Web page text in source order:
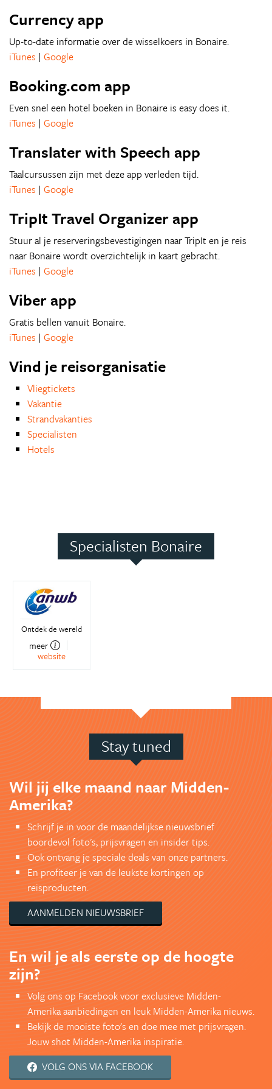
Currency app
Up-to-date informatie over de wisselkoers in Bonaire.
iTunes | Google
Booking.com app
Even snel een hotel boeken in Bonaire is easy does it.
iTunes | Google
Translater with Speech app
Taalcursussen zijn met deze app verleden tijd.
iTunes | Google
TripIt Travel Organizer app
Stuur al je reserveringsbevestigingen naar TripIt en je reis
naar Bonaire wordt overzichtelijk in kaart gebracht.
iTunes | Google
Viber app
Gratis bellen vanuit Bonaire.
iTunes | Google
Vind je reisorganisatie
Vliegtickets
Vakantie
Strandvakanties
Specialisten
Hotels
Specialisten Bonaire
Ontdek de wereld
meer
website
Stay tuned
Wil jij elke maand naar Midden-
Amerika?
Schrijf je in voor de maandelijkse nieuwsbrief
boordevol foto's, prijsvragen en insider tips.
Ook ontvang je speciale deals van onze partners.
En profiteer je van de leukste kortingen op
reisproducten.
AANMELDEN NIEUWSBRIEF
En wil je als eerste op de hoogte
zijn?
Volg ons op Facebook voor exclusieve Midden-
Amerika aanbiedingen en leuk Midden-Amerika nieuws.
Bekijk de mooiste foto's en doe mee met prijsvragen.
Jouw shot Midden-Amerika inspiratie.
VOLG ONS VIA FACEBOOK